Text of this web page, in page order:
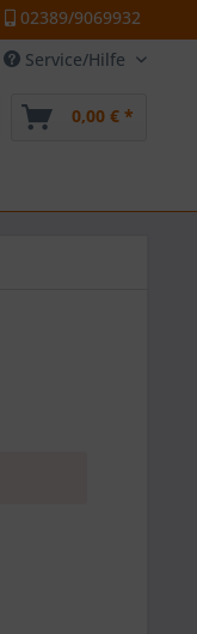
02389/9069932
Service/Hilfe
0,00 € *